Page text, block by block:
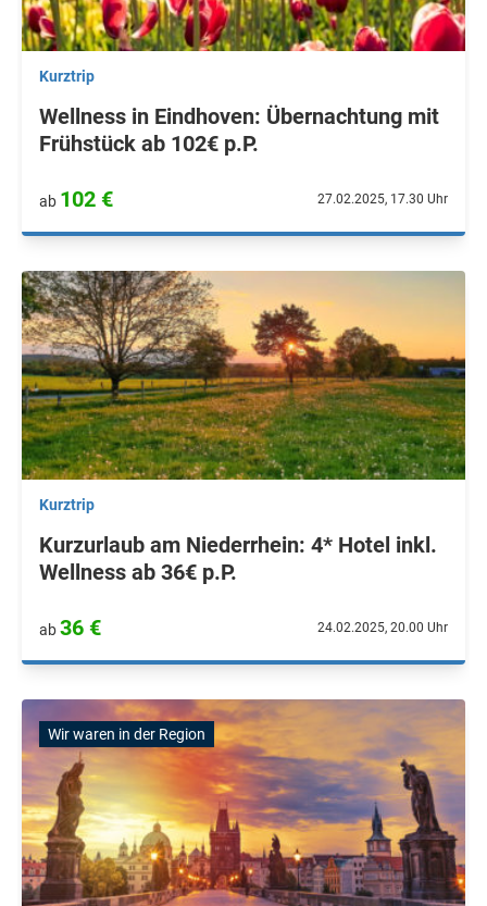
Kurztrip
Wellness in Eindhoven: Übernachtung mit
Frühstück ab 102€ p.P.
ab 102 € 27.02.2025, 17.30 Uhr
Kurztrip
Kurzurlaub am Niederrhein: 4* Hotel inkl.
Wellness ab 36€ p.P.
ab36 € 24.02.2025, 20.00 Uhr
Wir waren in der Region